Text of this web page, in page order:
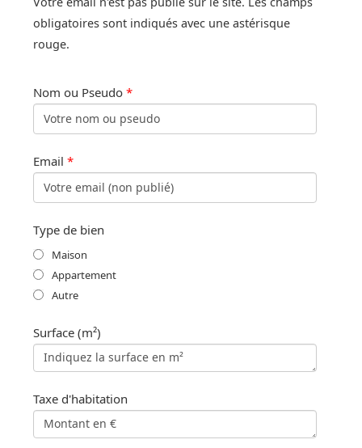
obligatoires sont indiqués avec une astérisque
rouge.
Nom ou Pseudo *
Email *
Type de bien
Maison
Appartement
Autre
Surface (m²)
Taxe d'habitation